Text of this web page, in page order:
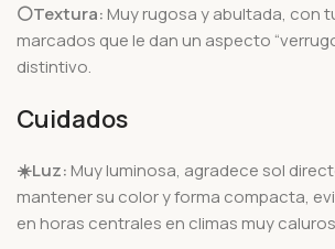
⚪Textura: Muy rugosa y abultada, con
marcados que le dan un aspecto
distintivo.
Cuidados
☀️Luz: Muy luminosa, agradece sol
mantener su color y forma compacta,
en horas centrales en climas muy